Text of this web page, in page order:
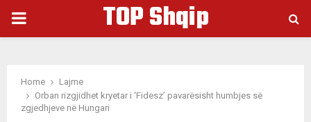
PRIMARY
TOP Shqip
Home
Lajme
Orban rizgjidhet kryetar i ‘Fidesz’ pavarësisht humbjes së
zgjedhjeve në Hungari